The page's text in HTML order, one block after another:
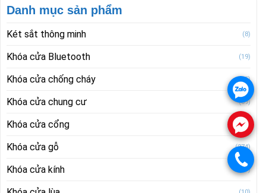
Danh mục sản phẩm
Két sắt thông minh (8)
Khóa cửa Bluetooth (19)
Khóa cửa chống cháy (45)
Khóa cửa chung cư (69)
Khóa cửa cổng (26)
Khóa cửa gỗ (274)
Khóa cửa kính (17)
.
.
.